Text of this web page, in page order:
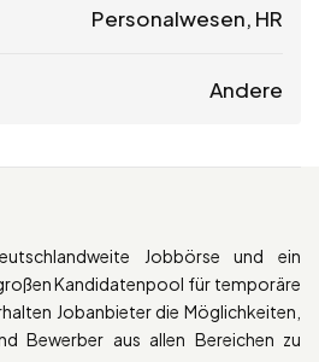
Personalwesen, HR
Andere
Jobbörse und ein
Kandidatenpool für temporäre
Jobanbieter die Möglichkeiten,
Bewerber aus allen Bereichen zu